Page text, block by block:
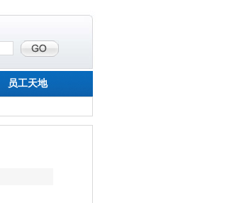
员工天地